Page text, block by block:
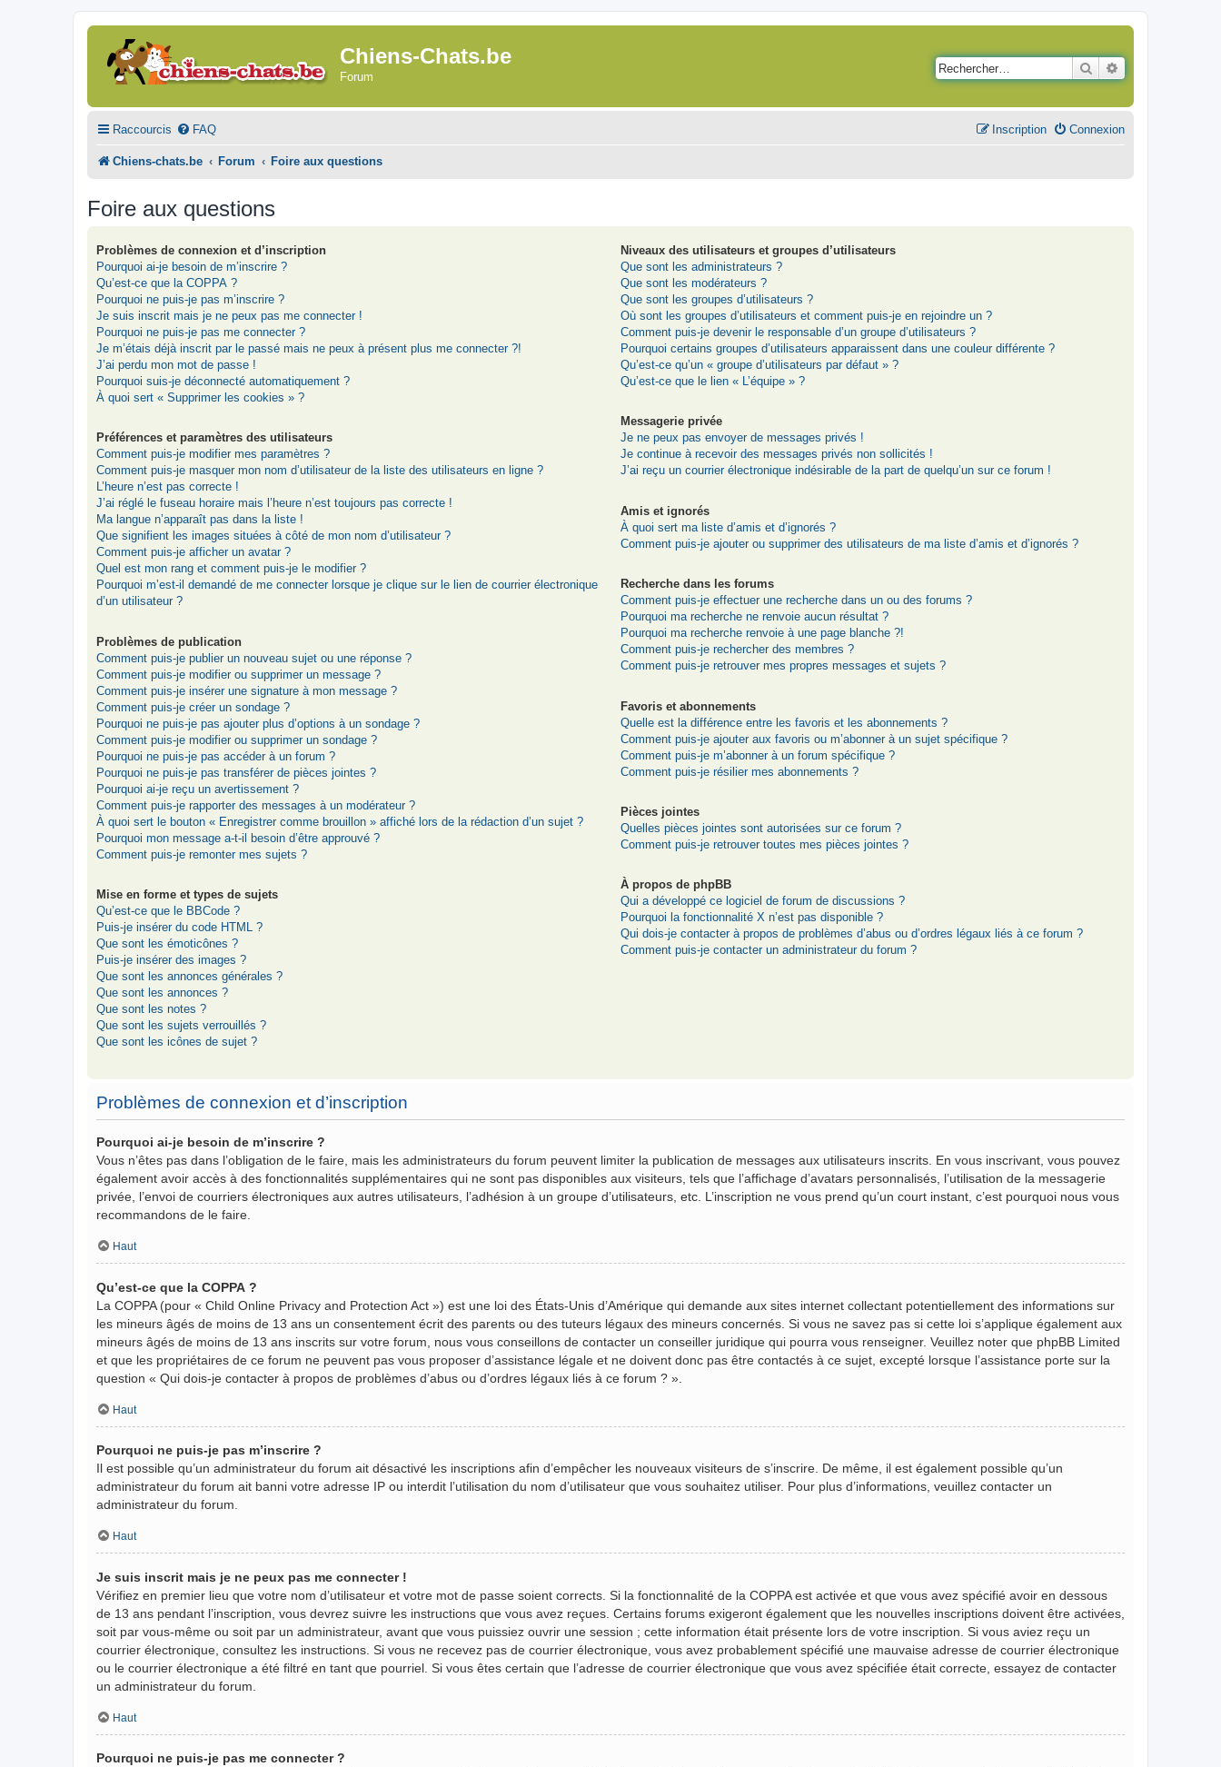
Chiens-Chats.be
Forum
Rechercher
Raccourcis FAQ Connexion
Inscription
Chiens-chats.be Forum Foire aux questions
Foire aux questions
Problèmes de connexion et d’inscription
Pourquoi ai-je besoin de m’inscrire ?
Qu’est-ce que la COPPA ?
Pourquoi ne puis-je pas m’inscrire ?
Je suis inscrit mais je ne peux pas me connecter !
Pourquoi ne puis-je pas me connecter ?
Je m’étais déjà inscrit par le passé mais ne peux à présent plus me connecter ?!
J’ai perdu mon mot de passe !
Pourquoi suis-je déconnecté automatiquement ?
À quoi sert « Supprimer les cookies » ?
Préférences et paramètres des utilisateurs
Comment puis-je modifier mes paramètres ?
Comment puis-je masquer mon nom d’utilisateur de la liste des utilisateurs en ligne ?
L’heure n’est pas correcte !
J’ai réglé le fuseau horaire mais l’heure n’est toujours pas correcte !
Ma langue n’apparaît pas dans la liste !
Que signifient les images situées à côté de mon nom d’utilisateur ?
Comment puis-je afficher un avatar ?
Quel est mon rang et comment puis-je le modifier ?
Pourquoi m’est-il demandé de me connecter lorsque je clique sur le lien de courrier électronique
d’un utilisateur ?
Problèmes de publication
Comment puis-je publier un nouveau sujet ou une réponse ?
Comment puis-je modifier ou supprimer un message ?
Comment puis-je insérer une signature à mon message ?
Comment puis-je créer un sondage ?
Pourquoi ne puis-je pas ajouter plus d’options à un sondage ?
Comment puis-je modifier ou supprimer un sondage ?
Pourquoi ne puis-je pas accéder à un forum ?
Pourquoi ne puis-je pas transférer de pièces jointes ?
Pourquoi ai-je reçu un avertissement ?
Comment puis-je rapporter des messages à un modérateur ?
À quoi sert le bouton « Enregistrer comme brouillon » affiché lors de la rédaction d’un sujet ?
Pourquoi mon message a-t-il besoin d’être approuvé ?
Comment puis-je remonter mes sujets ?
Mise en forme et types de sujets
Qu’est-ce que le BBCode ?
Puis-je insérer du code HTML ?
Que sont les émoticônes ?
Puis-je insérer des images ?
Que sont les annonces générales ?
Que sont les annonces ?
Que sont les notes ?
Que sont les sujets verrouillés ?
Que sont les icônes de sujet ?
Niveaux des utilisateurs et groupes d’utilisateurs
Que sont les administrateurs ?
Que sont les modérateurs ?
Que sont les groupes d’utilisateurs ?
Où sont les groupes d’utilisateurs et comment puis-je en rejoindre un ?
Comment puis-je devenir le responsable d’un groupe d’utilisateurs ?
Pourquoi certains groupes d’utilisateurs apparaissent dans une couleur différente ?
Qu’est-ce qu’un « groupe d’utilisateurs par défaut » ?
Qu’est-ce que le lien « L’équipe » ?
Messagerie privée
Je ne peux pas envoyer de messages privés !
Je continue à recevoir des messages privés non sollicités !
J’ai reçu un courrier électronique indésirable de la part de quelqu’un sur ce forum !
Amis et ignorés
À quoi sert ma liste d’amis et d’ignorés ?
Comment puis-je ajouter ou supprimer des utilisateurs de ma liste d’amis et d’ignorés ?
Recherche dans les forums
Comment puis-je effectuer une recherche dans un ou des forums ?
Pourquoi ma recherche ne renvoie aucun résultat ?
Pourquoi ma recherche renvoie à une page blanche ?!
Comment puis-je rechercher des membres ?
Comment puis-je retrouver mes propres messages et sujets ?
Favoris et abonnements
Quelle est la différence entre les favoris et les abonnements ?
Comment puis-je ajouter aux favoris ou m’abonner à un sujet spécifique ?
Comment puis-je m’abonner à un forum spécifique ?
Comment puis-je résilier mes abonnements ?
Pièces jointes
Quelles pièces jointes sont autorisées sur ce forum ?
Comment puis-je retrouver toutes mes pièces jointes ?
À propos de phpBB
Qui a développé ce logiciel de forum de discussions ?
Pourquoi la fonctionnalité X n’est pas disponible ?
Qui dois-je contacter à propos de problèmes d’abus ou d’ordres légaux liés à ce forum ?
Comment puis-je contacter un administrateur du forum ?
Problèmes de connexion et d’inscription
Pourquoi ai-je besoin de m’inscrire ?
Vous n’êtes pas dans l’obligation de le faire, mais les administrateurs du forum peuvent limiter la publication de messages aux utilisateurs inscrits. En vous inscrivant, vous pouvez
également avoir accès à des fonctionnalités supplémentaires qui ne sont pas disponibles aux visiteurs, tels que l’affichage d’avatars personnalisés, l’utilisation de la messagerie
privée, l’envoi de courriers électroniques aux autres utilisateurs, l’adhésion à un groupe d’utilisateurs, etc. L’inscription ne vous prend qu’un court instant, c’est pourquoi nous vous
recommandons de le faire.
Haut
Qu’est-ce que la COPPA ?
La COPPA (pour « Child Online Privacy and Protection Act ») est une loi des États-Unis d’Amérique qui demande aux sites internet collectant potentiellement des informations sur
les mineurs âgés de moins de 13 ans un consentement écrit des parents ou des tuteurs légaux des mineurs concernés. Si vous ne savez pas si cette loi s’applique également aux
mineurs âgés de moins de 13 ans inscrits sur votre forum, nous vous conseillons de contacter un conseiller juridique qui pourra vous renseigner. Veuillez noter que phpBB Limited
et que les propriétaires de ce forum ne peuvent pas vous proposer d’assistance légale et ne doivent donc pas être contactés à ce sujet, excepté lorsque l’assistance porte sur la
question « Qui dois-je contacter à propos de problèmes d’abus ou d’ordres légaux liés à ce forum ? ».
Haut
Pourquoi ne puis-je pas m’inscrire ?
Il est possible qu’un administrateur du forum ait désactivé les inscriptions afin d’empêcher les nouveaux visiteurs de s’inscrire. De même, il est également possible qu’un
administrateur du forum ait banni votre adresse IP ou interdit l’utilisation du nom d’utilisateur que vous souhaitez utiliser. Pour plus d’informations, veuillez contacter un
administrateur du forum.
Haut
Je suis inscrit mais je ne peux pas me connecter !
Vérifiez en premier lieu que votre nom d’utilisateur et votre mot de passe soient corrects. Si la fonctionnalité de la COPPA est activée et que vous avez spécifié avoir en dessous
de 13 ans pendant l’inscription, vous devrez suivre les instructions que vous avez reçues. Certains forums exigeront également que les nouvelles inscriptions doivent être activées,
soit par vous-même ou soit par un administrateur, avant que vous puissiez ouvrir une session ; cette information était présente lors de votre inscription. Si vous aviez reçu un
courrier électronique, consultez les instructions. Si vous ne recevez pas de courrier électronique, vous avez probablement spécifié une mauvaise adresse de courrier électronique
ou le courrier électronique a été filtré en tant que pourriel. Si vous êtes certain que l’adresse de courrier électronique que vous avez spécifiée était correcte, essayez de contacter
un administrateur du forum.
Haut
Pourquoi ne puis-je pas me connecter ?